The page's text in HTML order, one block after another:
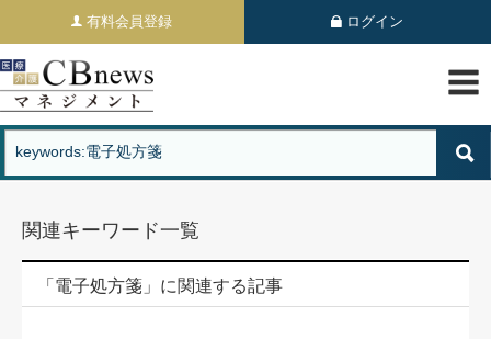
有料会員登録 ログイン
関連キーワード一覧
「電子処方箋」に関連する記事